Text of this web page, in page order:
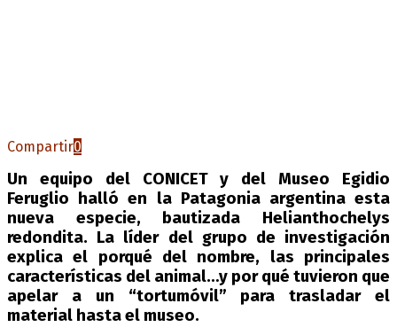
Compartir0
Un equipo del CONICET y del Museo Egidio
Feruglio halló en la Patagonia argentina esta
nueva especie, bautizada Helianthochelys
redondita. La líder del grupo de investigación
explica el porqué del nombre, las principales
características del animal…y por qué tuvieron que
apelar a un “tortumóvil” para trasladar el
material hasta el museo.